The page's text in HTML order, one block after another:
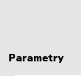
Parametry